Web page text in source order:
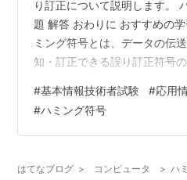
り訂正について説明します。
題 解答 おわりに おすすめの
ミング符号とは、データの伝
知・訂正できる誤り訂正符号
です。誤り制御には検知しか
るものがあります。ハミング
ら訂正もできます。このよう
解いていきます。応用情報技
#基本情報技術者試験 #応用
#ハミング符号
はてなブログ > コンピュータ > ハ